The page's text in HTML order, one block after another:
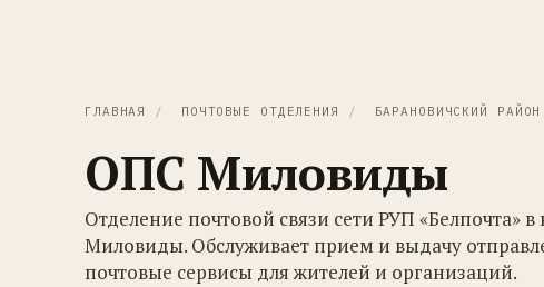
ГЛАВНАЯ / ПОЧТОВЫЕ ОТДЕЛЕНИЯ / БАРАНОВИЧСКИЙ РАЙОН
ОПС Миловиды
Отделение почтовой связи сети РУП «Белпочта»
Миловиды. Обслуживает прием и выдачу
почтовые сервисы для жителей и организаций.